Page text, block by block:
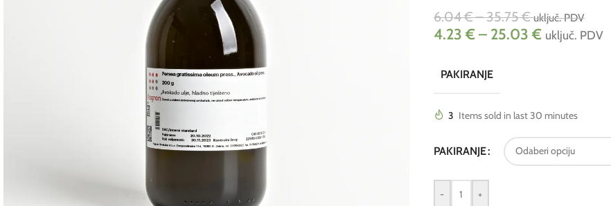
6.04€–35.75€ uključ. PDV
4.23€– 25.03€ uključ. PDV
PAKIRANJE
3 Items sold in last 30 minutes
PAKIRANJE
- +